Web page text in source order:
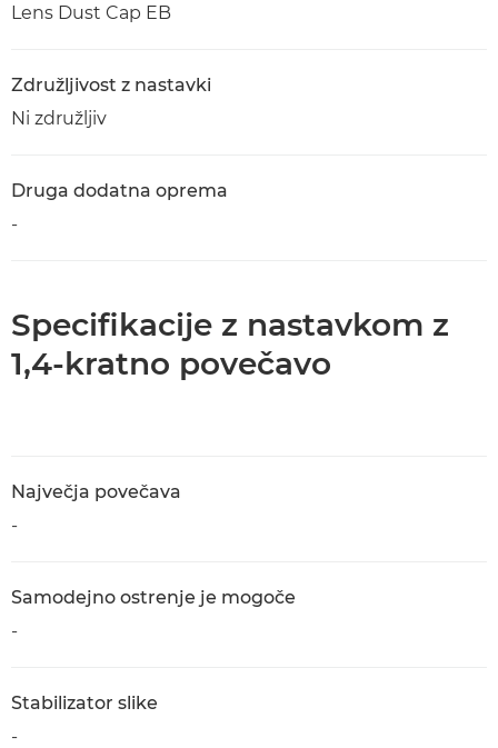
Lens Dust Cap EB
Združljivost z nastavki
Ni združljiv
Druga dodatna oprema
-
Specifikacije z nastavkom z
1,4-kratno povečavo
Največja povečava
-
Samodejno ostrenje je mogoče
-
Stabilizator slike
-